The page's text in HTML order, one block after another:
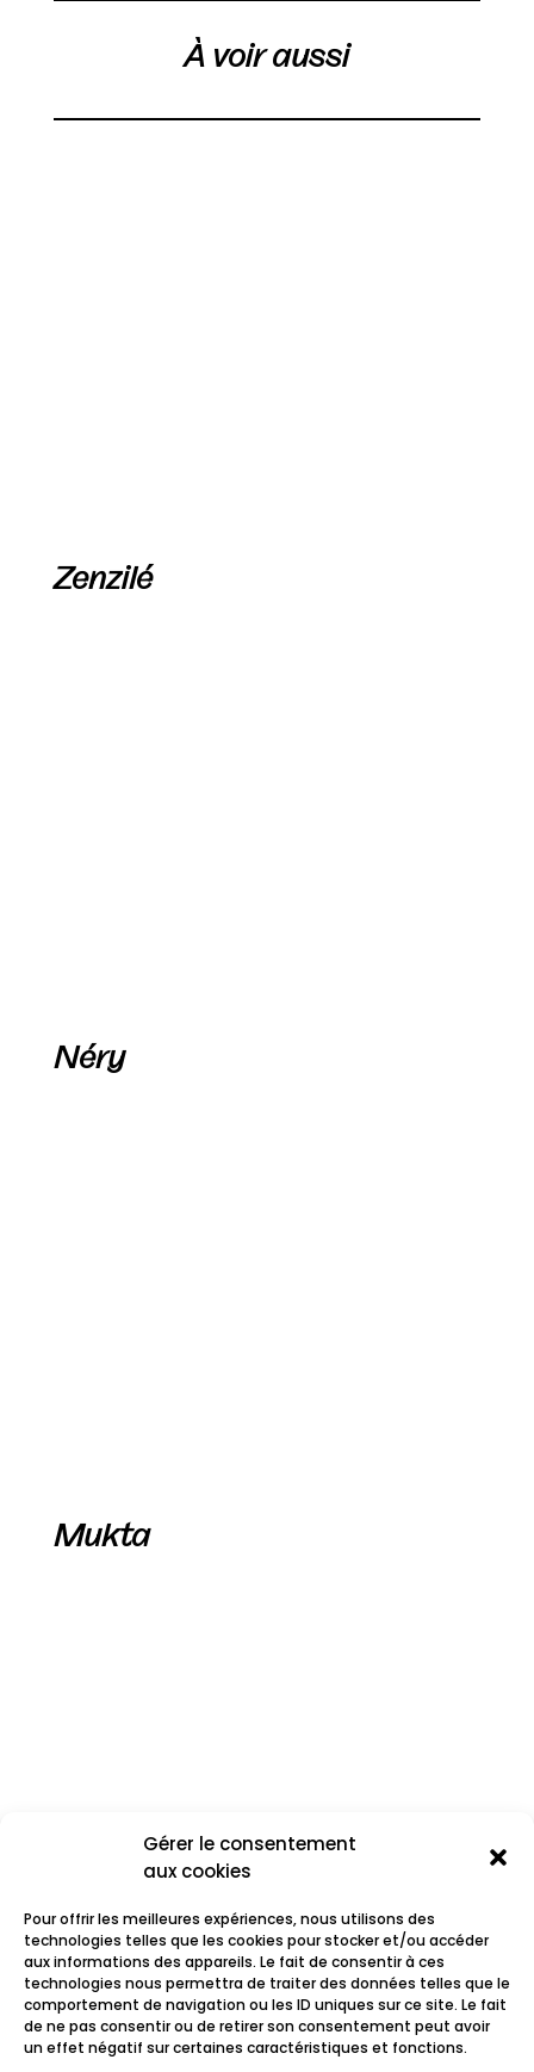
Gérer le consentement
aux cookies
Pour offrir les meilleures expériences, nous utilisons des
technologies telles que les cookies pour stocker et/ou accéder
aux informations des appareils. Le fait de consentir à ces
technologies nous permettra de traiter des données telles que le
comportement de navigation ou les ID uniques sur ce site. Le fait
de ne pas consentir ou de retirer son consentement peut avoir
un effet négatif sur certaines caractéristiques et fonctions.
À voir aussi
Zenzilé
Néry
Mukta
Ginkgo